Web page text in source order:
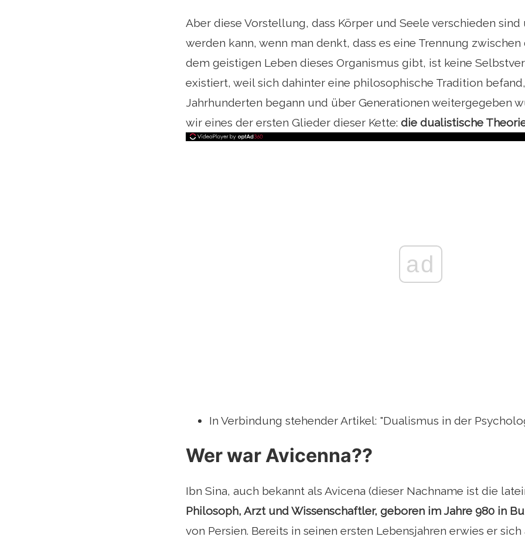
Aber diese Vorstellung, dass Körper und Seele verschieden
werden kann, wenn man denkt, dass es eine Trennung
dem geistigen Leben dieses Organismus gibt, ist keine
existiert, weil sich dahinter eine philosophische Tradition
Jahrhunderten begann und über Generationen weitergegeben
wir eines der ersten Glieder dieser Kette: die dualistische
ad
In Verbindung stehender Artikel: "Dualismus in der
Wer war Avicenna??
Ibn Sina, auch bekannt als Avicena (dieser Nachname ist die
Philosoph, Arzt und Wissenschaftler, geboren im Jahre 980 in
von Persien. Bereits in seinen ersten Lebensjahren erwies er